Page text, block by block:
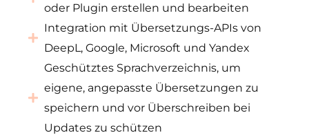
oder Plugin erstellen und bearbeiten
Integration mit Übersetzungs-APIs von
DeepL, Google, Microsoft und Yandex
Geschütztes Sprachverzeichnis, um
eigene, angepasste Übersetzungen zu
speichern und vor Überschreiben bei
Updates zu schützen